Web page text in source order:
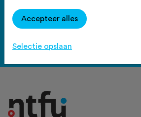
Haal meer uit
voor het PLUS
Bekijk de voordelen
Accepteer alles
Selectie opslaan